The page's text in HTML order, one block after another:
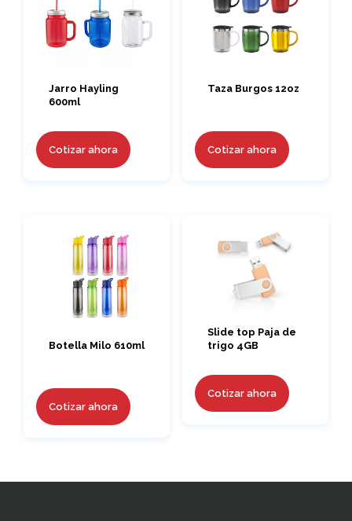
Jarro Hayling
600ml
Cotizar ahora
Taza Burgos 12oz
Cotizar ahora
Botella Milo 610ml
Cotizar ahora
Slide top Paja de
trigo 4GB
Cotizar ahora